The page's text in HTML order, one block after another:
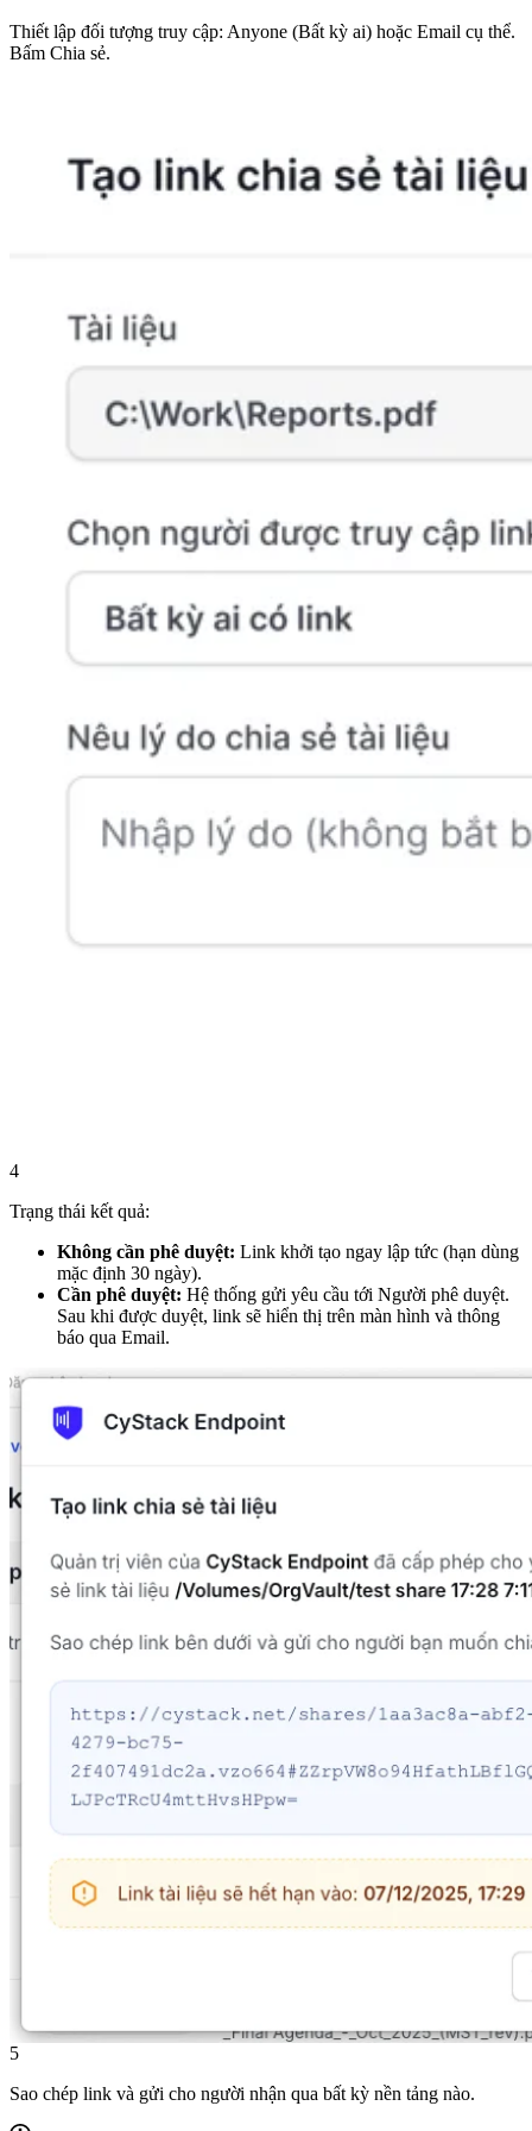
Thiết lập đối tượng truy cập: Anyone (Bất kỳ ai) hoặc Email cụ thể.
Bấm Chia sẻ.
4
Trạng thái kết quả:
Không cần phê duyệt: Link khởi tạo ngay lập tức (hạn dùng
mặc định 30 ngày).
Cần phê duyệt: Hệ thống gửi yêu cầu tới Người phê duyệt.
Sau khi được duyệt, link sẽ hiển thị trên màn hình và thông
báo qua Email.
5
Sao chép link và gửi cho người nhận qua bất kỳ nền tảng nào.